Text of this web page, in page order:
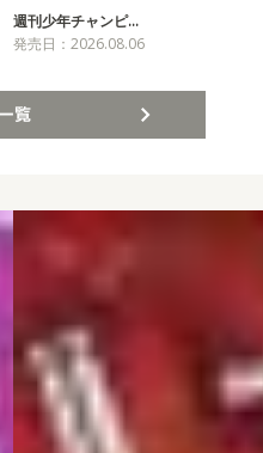
週刊少年チャンピ…
発売日：2026.08.06